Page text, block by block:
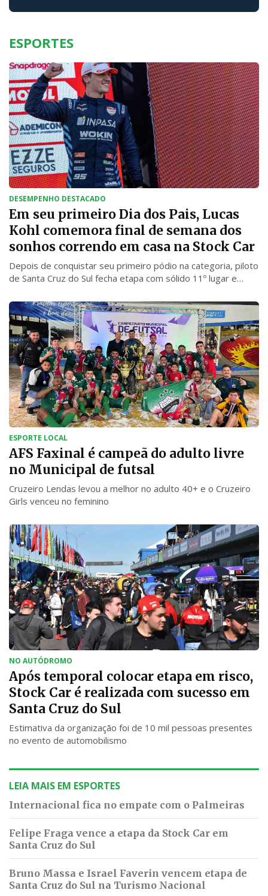
ESPORTES
DESEMPENHO DESTACADO
Em seu primeiro Dia dos Pais, Lucas
Kohl comemora final de semana dos
sonhos correndo em casa na Stock Car
Depois de conquistar seu primeiro pódio na categoria, piloto
de Santa Cruz do Sul fecha etapa com sólido 11º lugar e
ESPORTE LOCAL
AFS Faxinal é campeã do adulto livre
no Municipal de futsal
Cruzeiro Lendas levou a melhor no adulto 40+ e o Cruzeiro
Girls venceu no feminino
NO AUTÓDROMO
Após temporal colocar etapa em risco,
Stock Car é realizada com sucesso em
Santa Cruz do Sul
Estimativa da organização foi de 10 mil pessoas presentes
no evento de automobilismo
LEIA MAIS EM ESPORTES
Internacional fica no empate com o Palmeiras
Felipe Fraga vence a etapa da Stock Car em
Santa Cruz do Sul
Bruno Massa e Israel Faverin vencem etapa de
Santa Cruz do Sul na Turismo Nacional